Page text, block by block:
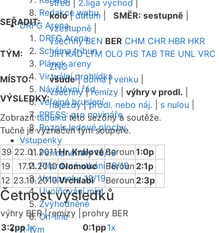
Redakce webu
DRFG Arena
DRFG Arena
Schéma tribun
Plánek areny
Virtuální prohlídka
Návštěvní řád
Veřejné bruslení
PRESS: pro novináře
Rozpis ledové plochy
Vstupenky
Permanentky 18/19
Přípravná utkání 18/19
Vstupenky 18/19
Uvolňování míst
Zvýhodněné
On-line
A-tým
střed
2.liga východ
SEŘADIT:
kolo|datum SMĚR: sestupně
vzestupně
TÝM:
všechny BEN BER CHM CHR HBR HKR
JIH KAD LTM OLO PIS TAB TRE UNL VRC
ZNO
MÍSTO:
všude|doma|venku
VÝSLEDKY:
všechny|remízy výhry v prodl.
nájezdy|prodl. nebo náj. s nulou
Zobrazittabulkutéto sezóny a soutěže.
Tučně je vyznačen tým soupeře.
39 22.01.2011Hr. KrálovéBeroun 1:0p
19
17.11.2010Olomouc Beroun 2:1p
12 23.10.2010Vrchlabí Beroun 2:3p
Četnost výsledků
výhry BER |remízy |
prohry BER
3:2pp1x 0:1pp1x